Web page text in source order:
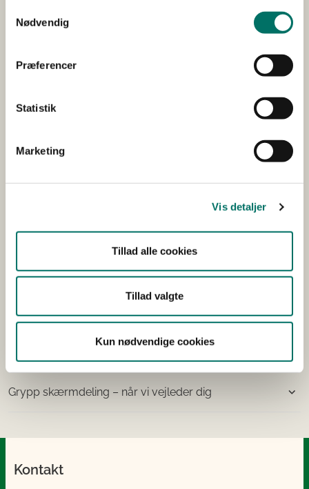
Nødvendig
Præferencer
Statistik
Marketing
Vis detaljer
Tillad alle cookies
Tillad valgte
Kun nødvendige cookies
Find os – adresser
E-mail og sikker e-mail
EAN- og CVR-nummer
Grypp skærmdeling – når vi vejleder dig
Kontakt